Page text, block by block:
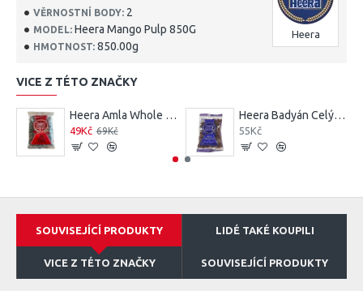
VĚRNOSTNÍ BODY: 2
MODEL: Heera Mango Pulp 850G
HMOTNOST: 850.00g
Heera
VICE Z TÉTO ZNAČKY
Heera Amla Whole (Indian Gooseberry) 100G
49Kč 69Kč
Heera Badyán Celý (Star Anise) 50G
55Kč
SOUVISEJÍCÍ PRODUKTY LIDÉ TAKÉ KOUPILI
VICE Z TÉTO ZNAČKY SOUVISEJÍCÍ PRODUKTY